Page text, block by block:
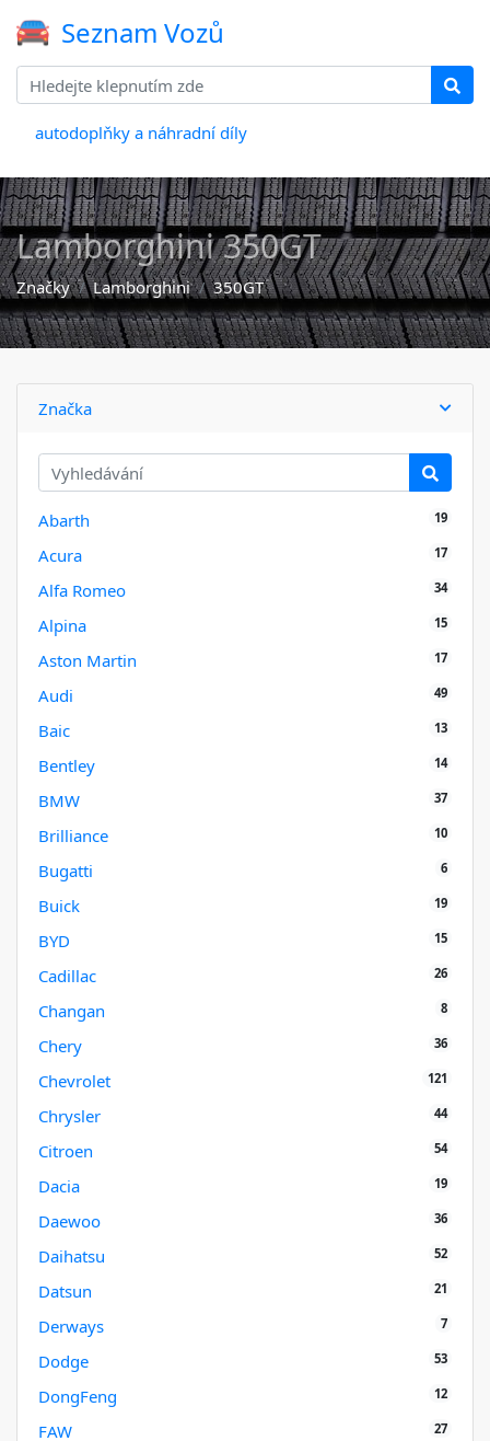
Seznam Vozů
autodoplňky a náhradní díly
Lamborghini 350GT
Značky Lamborghini 350GT
Značka
Abarth 19
Acura 17
Alfa Romeo 34
Alpina 15
Aston Martin 17
Audi 49
Baic 13
Bentley 14
BMW 37
Brilliance 10
Bugatti 6
Buick 19
BYD 15
Cadillac 26
Changan 8
Chery 36
Chevrolet 121
Chrysler 44
Citroen 54
Dacia 19
Daewoo 36
Daihatsu 52
Datsun 21
Derways 7
Dodge 53
DongFeng 12
FAW 27